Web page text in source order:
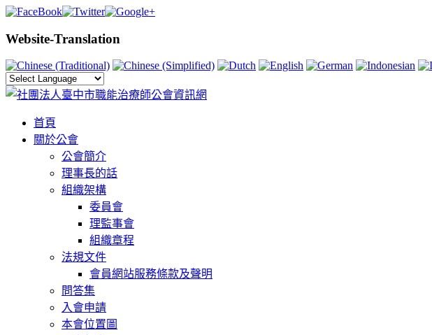
Website-Translation
首頁
關於公會
公會簡介
理事長的話
組織架構
委員會
理監事會
組織章程
法規文件
會員網站服務條款及聲明
問答集
入會申請
本會位置圖